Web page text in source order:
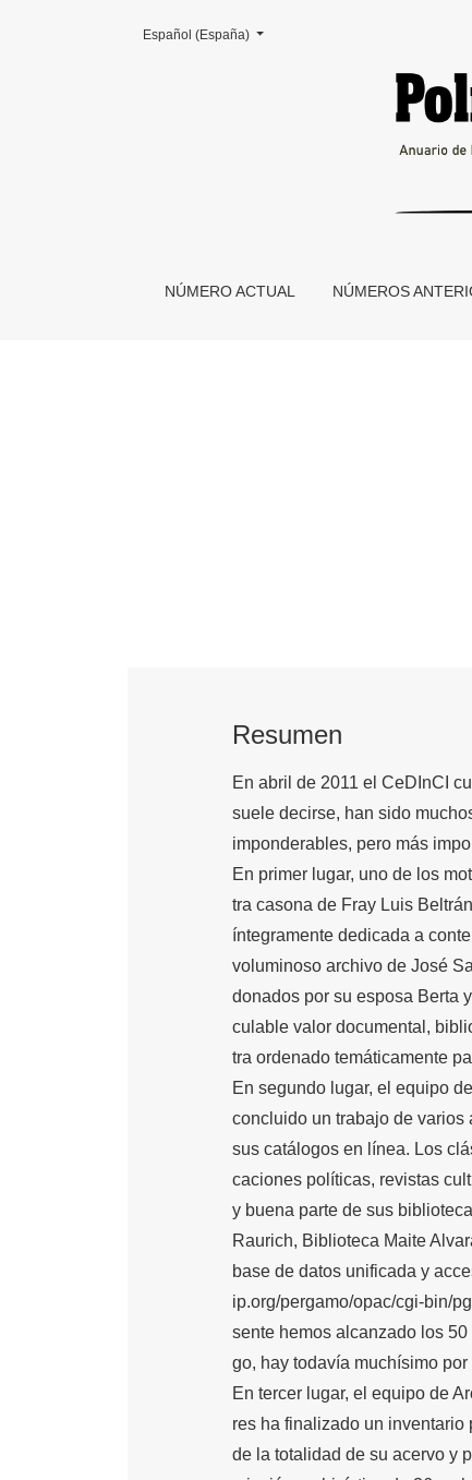
Actividades y novedades del CeDInCI
NÚMERO ACTUAL NÚMEROS
Cambiar el idioma. El actual es:
Español (España)
Resumen
En abril de 2011 el CeDInCI
suele decirse, han sido
imponderables, pero más
En primer lugar, uno de los
tra casona de Fray Luis
íntegramente dedicada a
voluminoso archivo de José
donados por su esposa Berta
culable valor documental,
tra ordenado temáticamente
En segundo lugar, el equipo
concluido un trabajo de
sus catálogos en línea. Los
caciones políticas, revistas
y buena parte de sus
Raurich, Biblioteca Maite
base de datos unificada y
ip.org/pergamo/opac/cgi-bin/
sente hemos alcanzado los
go, hay todavía muchísimo por
En tercer lugar, el equipo de
res ha finalizado un
de la totalidad de su acervo y